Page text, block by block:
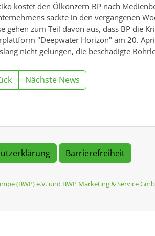
kostet den Ölkonzern BP nach
sackte in den vergangenen
gehen zum Teil davon aus, dass BP die
"Deepwater Horizon" am 20.
nicht gelungen, die beschädigte
Nächste News
Barrierefreiheit
(BWP) e.V. und BWP Marketing & Service